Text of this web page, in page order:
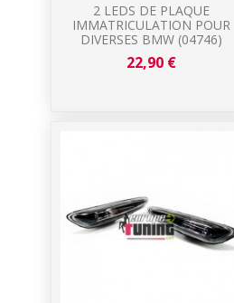
2 LEDS DE PLAQUE
IMMATRICULATION POUR
DIVERSES BMW (04746)
22,90 €